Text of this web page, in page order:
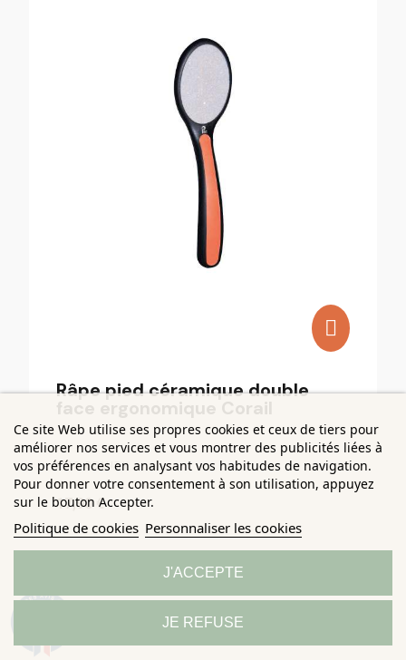
Râpe pied céramique double
PLIC BEAUTY
17,90 €
Ce site Web utilise ses propres cookies et ceux de tiers pour
améliorer nos services et vous montrer des publicités liées à
vos préférences en analysant vos habitudes de navigation.
Pour donner votre consentement à son utilisation, appuyez
sur le bouton Accepter.
Politique de cookies Personnaliser les cookies
JE REFUSE
J'ACCEPTE